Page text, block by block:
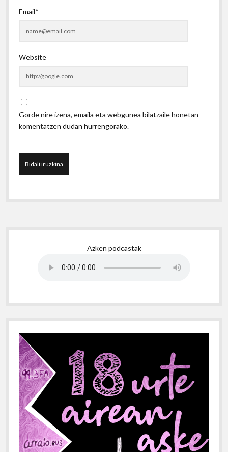
Email*
Website
Gorde nire izena, emaila eta webgunea bilatzaile honetan
komentatzen dudan hurrengorako.
Sidebar
Azken podcastak